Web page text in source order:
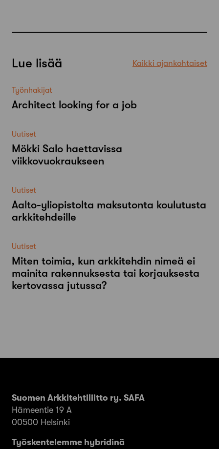
Lue lisää Kaikki ajankohtaiset
Työnhakijat
Architect looking for a job
Uutiset
Mökki Salo haettavissa
viikkovuokraukseen
Uutiset
Aalto-​yliopistolta maksutonta koulutusta
arkkitehdeille
Uutiset
Miten toimia, kun arkkitehdin nimeä ei
mainita rakennuksesta tai korjauksesta
kertovassa jutussa?
Suomen Arkkitehtiliitto ry. SAFA
Hämeentie 19 A
00500 Helsinki
Työskentelemme hybridinä